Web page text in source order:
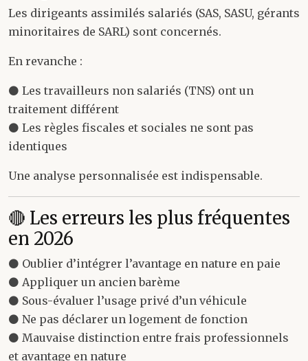
Les dirigeants assimilés salariés (SAS, SASU, gérants
minoritaires de SARL) sont concernés.
En revanche :
⚫ Les travailleurs non salariés (TNS) ont un
traitement différent
⚫ Les règles fiscales et sociales ne sont pas
identiques
Une analyse personnalisée est indispensable.
🔴 Les erreurs les plus fréquentes
en 2026
⚫ Oublier d’intégrer l’avantage en nature en paie
⚫ Appliquer un ancien barème
⚫ Sous-évaluer l’usage privé d’un véhicule
⚫ Ne pas déclarer un logement de fonction
⚫ Mauvaise distinction entre frais professionnels
et avantage en nature